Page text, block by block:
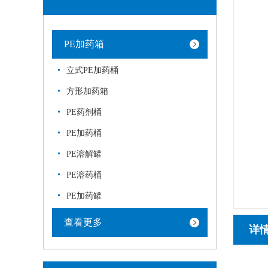
PE加药箱
立式PE加药桶
方形加药箱
PE药剂桶
PE加药桶
PE溶解罐
PE溶药桶
PE加药罐
查看更多
详